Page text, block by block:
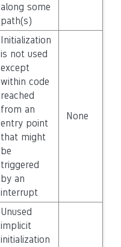
along some
path(s)
Initialization
is not used
except
within code
reached
from an
entry point
that might
be
triggered
by an
interrupt
None
Unused
implicit
initialization